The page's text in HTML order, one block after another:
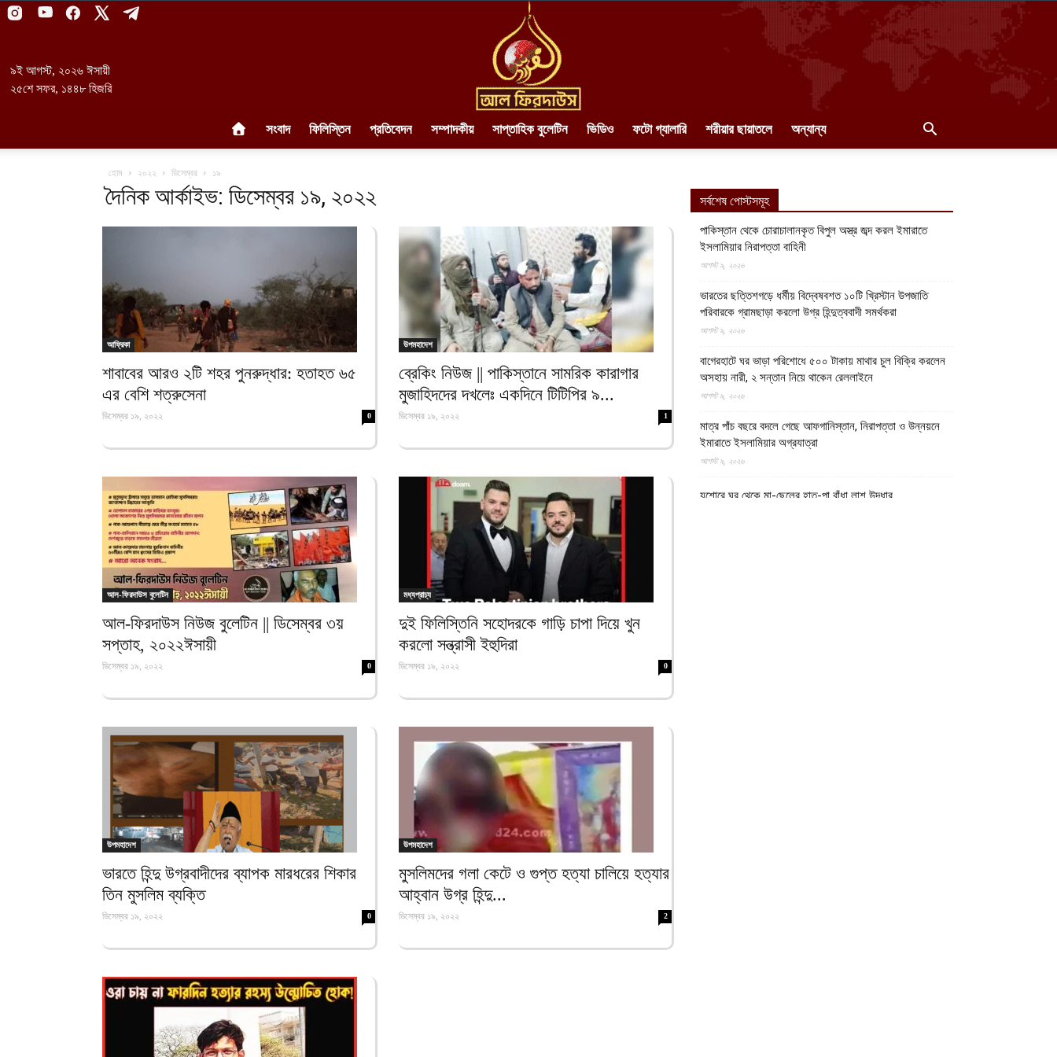
৯ই আগস্ট, ২০২৬ ঈসায়ী
২৫শে সফর, ১৪৪৮ হিজরি
||
আল-
সংবাদ ফিলিস্তিন প্রতিবেদন সম্পাদকীয় সাপ্তাহিক বুলেটিন ভিডিও ফটো গ্যালারি শরীয়ার ছায়াতলে অন্যান্য
হোম ২০২২ ডিসেম্বর ১৯
দৈনিক আর্কাইভ: ডিসেম্বর ১৯, ২০২২
আফ্রিকা
শাবাবের আরও ২টি শহর পুনরুদ্ধার: হতাহত ৬৫
এর বেশি শত্রুসেনা
ডিসেম্বর ১৯, ২০২২ 0
উপমহাদেশ
ব্রেকিং নিউজ || পাকিস্তানে সামরিক কারাগার
মুজাহিদদের দখলেঃ একদিনে টিটিপির ৯...
ডিসেম্বর ১৯, ২০২২ 1
আল-ফিরদাউস বুলেটিন
আল-ফিরদাউস নিউজ বুলেটিন || ডিসেম্বর ৩য়
সপ্তাহ, ২০২২ঈসায়ী
ডিসেম্বর ১৯, ২০২২ 0
মধ্যপ্রাচ্য
দুই ফিলিস্তিনি সহোদরকে গাড়ি চাপা দিয়ে খুন
করলো সন্ত্রাসী ইহুদিরা
ডিসেম্বর ১৯, ২০২২ 0
উপমহাদেশ
ভারতে হিন্দু উগ্রবাদীদের ব্যাপক মারধরের শিকার
তিন মুসলিম ব্যক্তি
ডিসেম্বর ১৯, ২০২২ 0
উপমহাদেশ
মুসলিমদের গলা কেটে ও গুপ্ত হত্যা চালিয়ে হত্যার
আহ্বান উগ্র হিন্দু...
ডিসেম্বর ১৯, ২০২২ 2
সর্বশেষ পোস্টসমূহ
পাকিস্তান থেকে চোরাচালানকৃত বিপুল অস্ত্র জব্দ করল ইমারাতে
ইসলামিয়ার নিরাপত্তা বাহিনী
আগস্ট ৯, ২০২৬
ভারতের ছত্তিশগড়ে ধর্মীয় বিদ্বেষবশত ১০টি খ্রিস্টান উপজাতি
পরিবারকে গ্রামছাড়া করলো উগ্র হিন্দুত্ববাদী সমর্থকরা
আগস্ট ৯, ২০২৬
বাগেরহাটে ঘর ভাড়া পরিশোধে ৫০০ টাকায় মাথার চুল বিক্রি করলেন
অসহায় নারী, ২ সন্তান নিয়ে থাকেন রেললাইনে
আগস্ট ৯, ২০২৬
মাত্র পাঁচ বছরে বদলে গেছে আফগানিস্তান, নিরাপত্তা ও উন্নয়নে
ইমারাতে ইসলামিয়ার অগ্রযাত্রা
আগস্ট ৯, ২০২৬
যশোরে ঘর থেকে মা-ছেলের হাত-পা বাঁধা লাশ উদ্ধার